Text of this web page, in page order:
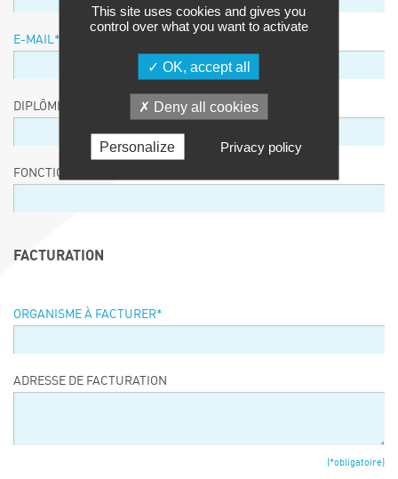
E-MAIL *
DIPLÔME / EQUIVALENCE / NIVEAU
FONCTION
FACTURATION
ORGANISME À FACTURER*
ADRESSE DE FACTURATION
(*obligatoire)
This site uses cookies and gives you
control over what you want to activate
OK, accept all
Deny all cookies
Personalize Privacy policy